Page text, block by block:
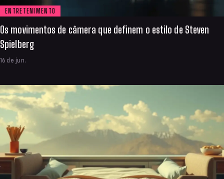
ENTRETENIMENTO
Os movimentos de câmera que definem o estilo de Steven
Spielberg
16 de jun.